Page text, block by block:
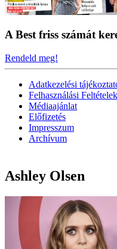
A Best friss számát
Rendeld meg!
Adatkezelési
Felhasználási Feltételek
Médiaajánlat
Előfizetés
Impresszum
Archívum
Ashley Olsen